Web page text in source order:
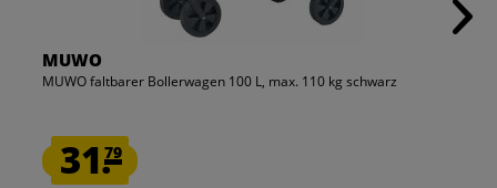
MUWO
MUWO faltbarer Bollerwagen 100 L, max. 110 kg schwarz
31.79